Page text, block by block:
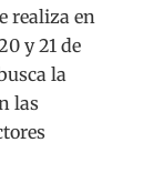
realiza en
y 21 de
la
las